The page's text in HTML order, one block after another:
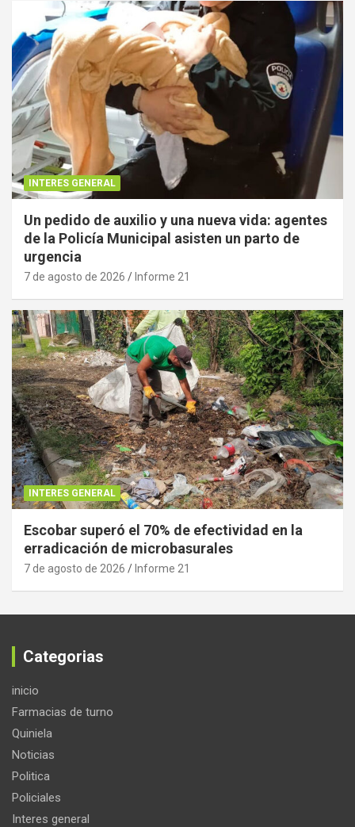
INTERES GENERAL
Un pedido de auxilio y una nueva vida: agentes
de la Policía Municipal asisten un parto de
urgencia
7 de agosto de 2026 Informe 21
INTERES GENERAL
Escobar superó el 70% de efectividad en la
erradicación de microbasurales
7 de agosto de 2026 Informe 21
Categorias
inicio
Farmacias de turno
Quiniela
Noticias
Politica
Policiales
Interes general